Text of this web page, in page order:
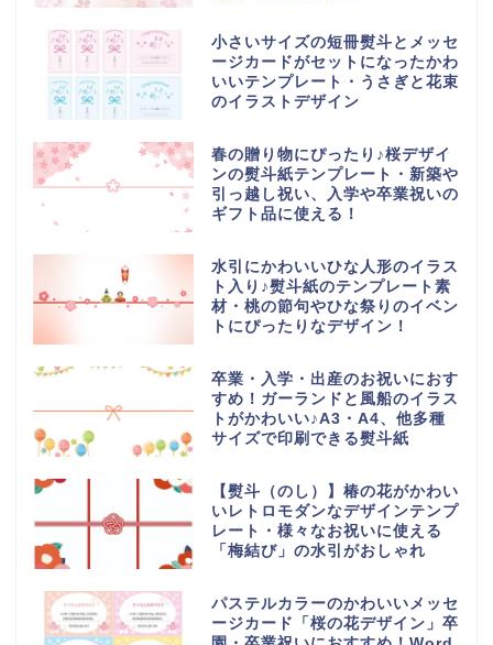
小さいサイズの短冊熨斗とメッセ
ージカードがセットになったかわ
いいテンプレート・うさぎと花束
のイラストデザイン
春の贈り物にぴったり♪桜デザイ
ンの熨斗紙テンプレート・新築や
引っ越し祝い、入学や卒業祝いの
ギフト品に使える！
水引にかわいいひな人形のイラス
ト入り♪熨斗紙のテンプレート素
材・桃の節句やひな祭りのイベン
トにぴったりなデザイン！
卒業・入学・出産のお祝いにおす
すめ！ガーランドと風船のイラス
トがかわいい♪A3・A4、他多種
サイズで印刷できる熨斗紙
【熨斗（のし）】椿の花がかわい
いレトロモダンなデザインテンプ
レート・様々なお祝いに使える
「梅結び」の水引がおしゃれ
パステルカラーのかわいいメッセ
ージカード「桜の花デザイン」卒